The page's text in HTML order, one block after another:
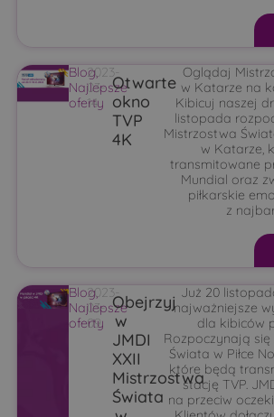
Blog,
Najlepsze
oferty
2023-
03-
14
Otwarte
okno
TVP
4K
Oglądaj
w Katarze na
Kibicuj naszej
listopada
Mistrzostwa
w Katarze,
transmitowane
Mundial oraz
piłkarskie
z
Blog
Najlepsze
oferty
2023-
03-
09
Obejrzyj
w
JMDI
XXII
Mistrzostwa
Świata
Już 20
najważniejsze
dla kibiców
Rozpoczynają się
Świata w Piłce
które będą
stację TVP.
na przeciw